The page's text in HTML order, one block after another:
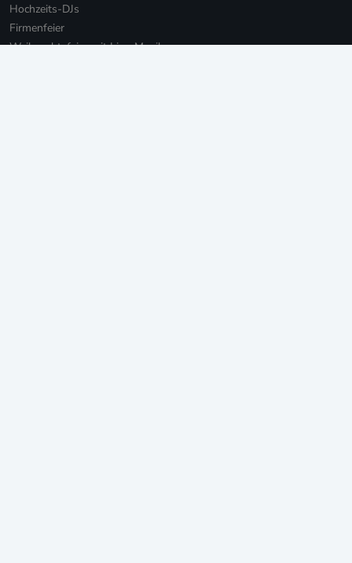
Hochzeits-DJs
Firmenfeier
Weihnachtsfeier mit Live-Musik